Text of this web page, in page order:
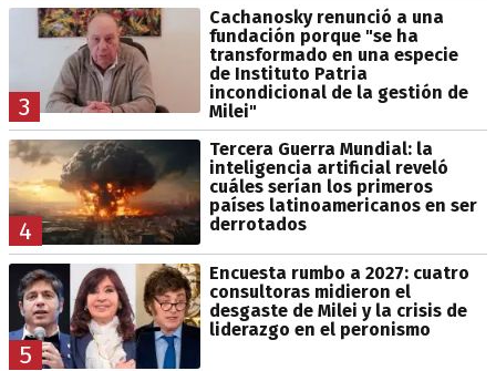
3
Cachanosky renunció a una
fundación porque "se ha
transformado en una especie
de Instituto Patria
incondicional de la gestión de
Milei"
4
Tercera Guerra Mundial: la
inteligencia artificial reveló
cuáles serían los primeros
países latinoamericanos en ser
derrotados
5
Encuesta rumbo a 2027: cuatro
consultoras midieron el
desgaste de Milei y la crisis de
liderazgo en el peronismo